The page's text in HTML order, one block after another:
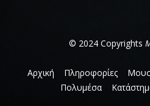
© 2024 Copyrights
Αρχική Πληροφορίες
Πολυμέσα